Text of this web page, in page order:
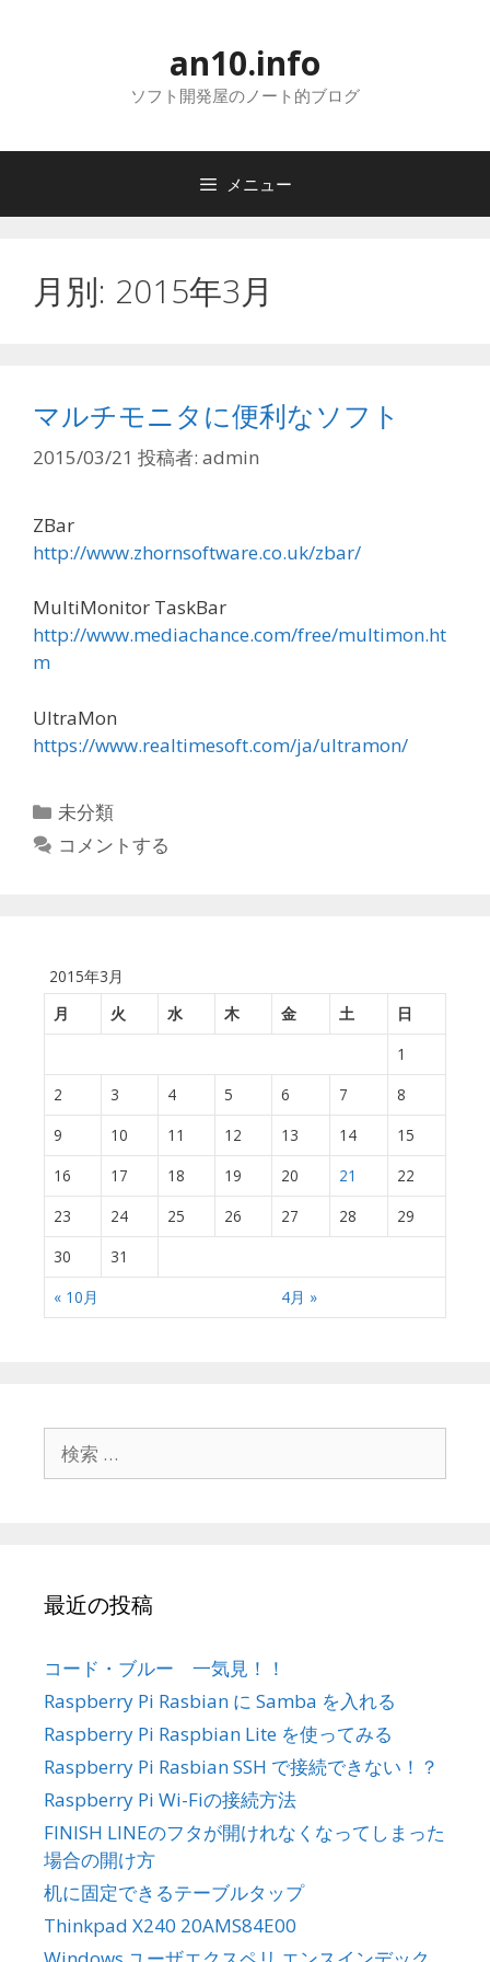
へ
an10.info
ソフト開発屋のノート的ブログ
メニュー
月別: 2015年3月
マルチモニタに便利なソフト
2015/03/21 投稿者: admin
ZBar
http://www.zhornsoftware.co.uk/zbar/
MultiMonitor TaskBar
http://www.mediachance.com/free/multimon.ht
m
UltraMon
https://www.realtimesoft.com/ja/ultramon/
カ
テ
未分類
コメントする
2015年3月
月
火 水 木 金 土 日
« 10月 4月 »
1
2
3 4 5 6 7
8
9
10 11 12 13 14
15
16
17 18 19 20 21
22
23
24 25 26 27 28
29
30
31
最近の投稿
コード・ブルー 一気見！！
Raspberry Pi Rasbian に Samba を入れる
Raspberry Pi Raspbian Lite を使ってみる
Raspberry Pi Rasbian SSH で接続できない！？
Raspberry Pi Wi-Fiの接続方法
FINISH LINEのフタが開けれなくなってしまった
場合の開け方
机に固定できるテーブルタップ
Thinkpad X240 20AMS84E00